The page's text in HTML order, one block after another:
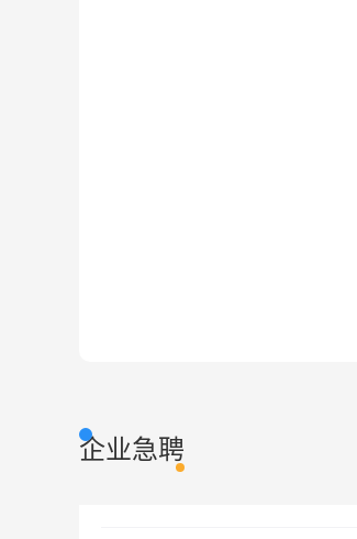
企业急聘